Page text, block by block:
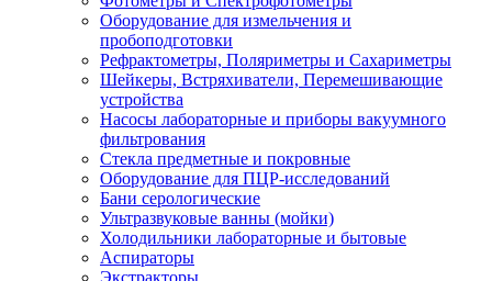
Оборудование для измельчения и
пробоподготовки
Рефрактометры, Поляриметры и Сахариметры
Шейкеры, Встряхиватели, Перемешивающие
устройства
Насосы лабораторные и приборы вакуумного
фильтрования
Стекла предметные и покровные
Оборудование для ПЦР-исследований
Бани серологические
Ультразвуковые ванны (мойки)
Холодильники лабораторные и бытовые
Аспираторы
Экстракторы